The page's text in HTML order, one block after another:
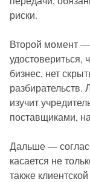
риски.
Второй момент
удостовериться,
бизнес, нет
изучит
поставщиками,
Дальше —
касается не
также